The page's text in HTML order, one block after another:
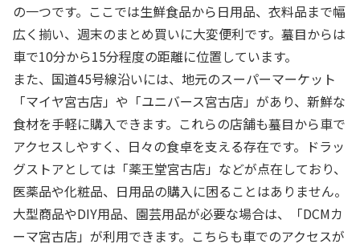
の一つです。ここでは生鮮食品から日用品、衣料品まで幅
広く揃い、週末のまとめ買いに大変便利です。蟇目からは
車で10分から15分程度の距離に位置しています。
また、国道45号線沿いには、地元のスーパーマーケット
「マイヤ宮古店」や「ユニバース宮古店」があり、新鮮な
食材を手軽に購入できます。これらの店舗も蟇目から車で
アクセスしやすく、日々の食卓を支える存在です。ドラッ
グストアとしては「薬王堂宮古店」などが点在しており、
医薬品や化粧品、日用品の購入に困ることはありません。
大型商品やDIY用品、園芸用品が必要な場合は、「DCMカ
ーマ宮古店」が利用できます。こちらも車でのアクセスが